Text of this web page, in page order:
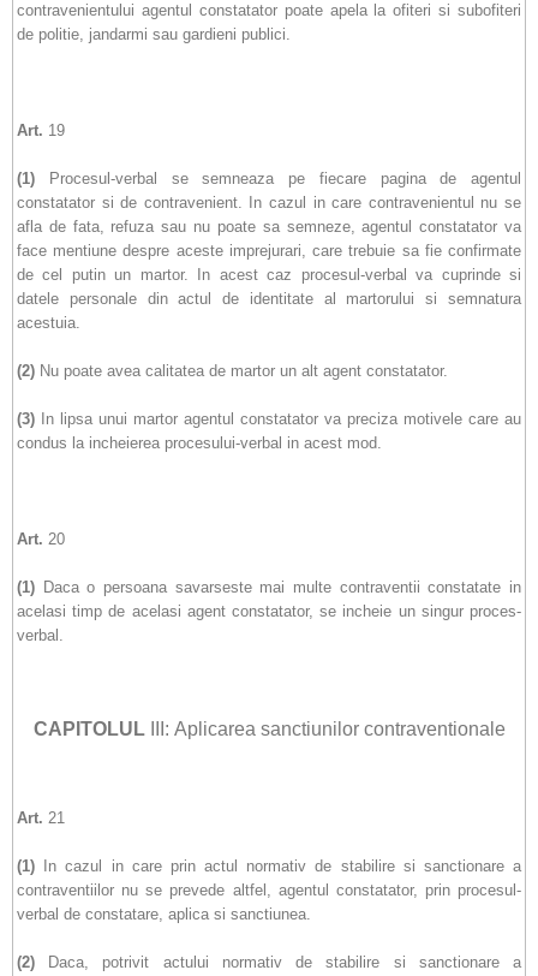
contravenientului agentul constatator poate apela la ofiteri si subofiteri
de politie, jandarmi sau gardieni publici.
Art. 19
(1)
Procesul-verbal se semneaza pe fiecare pagina de agentul
constatator si de contravenient. In cazul in care contravenientul nu se
afla de fata, refuza sau nu poate sa semneze, agentul constatator va
face mentiune despre aceste imprejurari, care trebuie sa fie confirmate
de cel putin un martor. In acest caz procesul-verbal va cuprinde si
datele personale din actul de identitate al martorului si semnatura
acestuia.
(2) Nu poate avea calitatea de martor un alt agent constatator.
(3)
In lipsa unui martor agentul constatator va preciza motivele care au
condus la incheierea procesului-verbal in acest mod.
Art. 20
(1) Daca o persoana savarseste mai multe contraventii constatate in
acelasi timp de acelasi agent constatator, se incheie un singur proces-
verbal.
CAPITOLULIII: Aplicarea sanctiunilor contraventionale
Art. 21
(1)
In cazul in care prin actul normativ de stabilire si sanctionare a
contraventiilor nu se prevede altfel, agentul constatator, prin procesul-
verbal de constatare, aplica si sanctiunea.
(2)
Daca, potrivit actului normativ de stabilire si sanctionare a